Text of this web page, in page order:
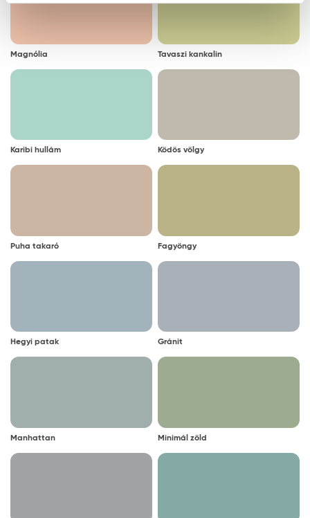
Magnólia Tavaszi kankalin
Karibi hullám Ködös völgy
Puha takaró Fagyöngy
Hegyi patak Gránit
Manhattan Minimál zöld